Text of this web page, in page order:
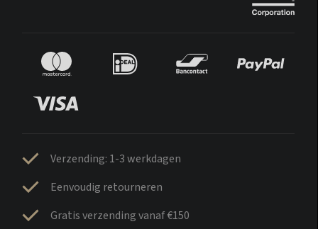
Verzending: 1-3 werkdagen
Eenvoudig retourneren
Gratis verzending vanaf €150